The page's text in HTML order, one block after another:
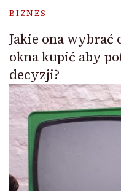
BIZNES
Jakie ona wybrać
okna kupić aby
decyzji?